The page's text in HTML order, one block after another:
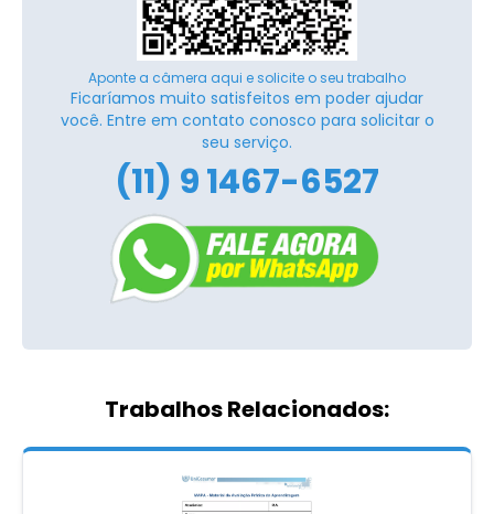
Aponte a câmera aqui e solicite o seu trabalho
Ficaríamos muito satisfeitos em poder ajudar
você. Entre em contato conosco para solicitar o
seu serviço.
(11) 9 1467-6527
Trabalhos Relacionados: